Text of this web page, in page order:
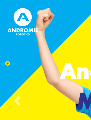
Previous